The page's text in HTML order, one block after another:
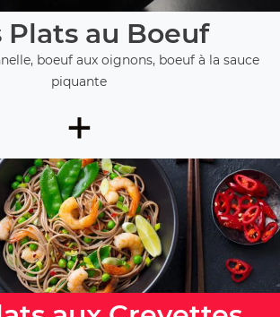
Plats au Boeuf
boeuf aux oignons, boeuf à la sauce
piquante
+